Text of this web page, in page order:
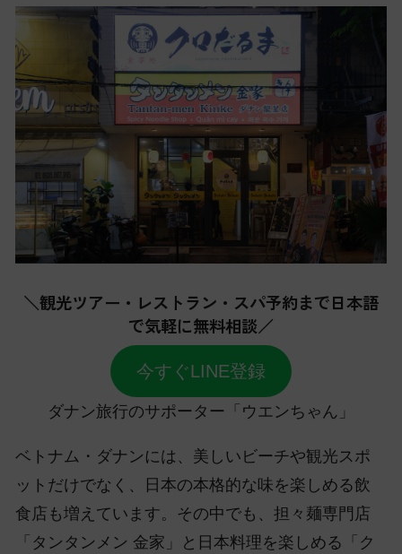
＼観光ツアー・レストラン・スパ予約まで日本語
で気軽に無料相談／
今すぐLINE登録
ダナン旅行のサポーター「ウエンちゃん」
ベトナム・ダナンには、美しいビーチや観光スポ
ットだけでなく、日本の本格的な味を楽しめる飲
食店も増えています。その中でも、担々麺専門店
「タンタンメン 金家」と日本料理を楽しめる「ク